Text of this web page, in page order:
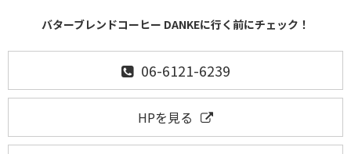
バターブレンドコーヒー DANKEに行く前にチェック！
06-6121-6239
HPを見る